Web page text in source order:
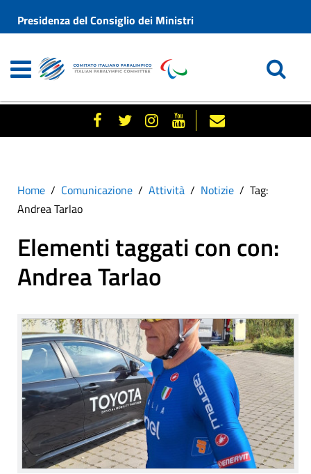
Presidenza del Consiglio dei Ministri
Home Comunicazione Attività Notizie
Tag:
Andrea Tarlao
Elementi taggati con con:
Andrea Tarlao